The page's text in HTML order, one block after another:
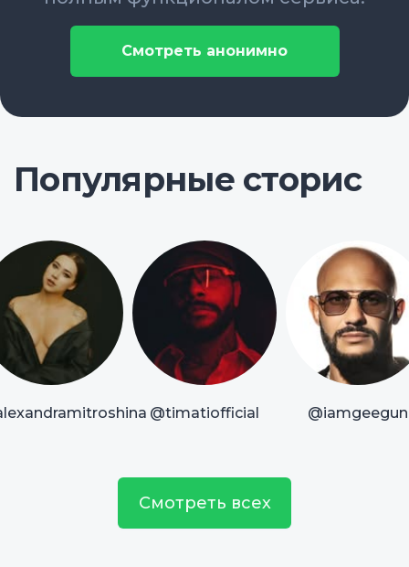
Смотреть анонимно
Популярные сторис
@timatiofficial @iamgeegun
Смотреть всех